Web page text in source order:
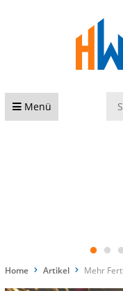
Menü
Home Artikel Mehr